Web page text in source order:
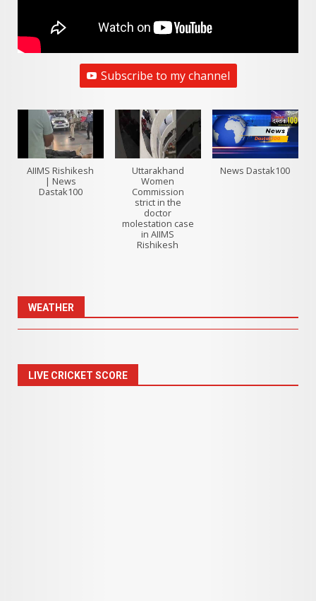
Subscribe to my channel
AIIMS Rishikesh
| News
Dastak100
Uttarakhand
Women
Commission
strict in the
doctor
molestation case
in AIIMS
Rishikesh
News Dastak100
WEATHER
LIVE CRICKET SCORE